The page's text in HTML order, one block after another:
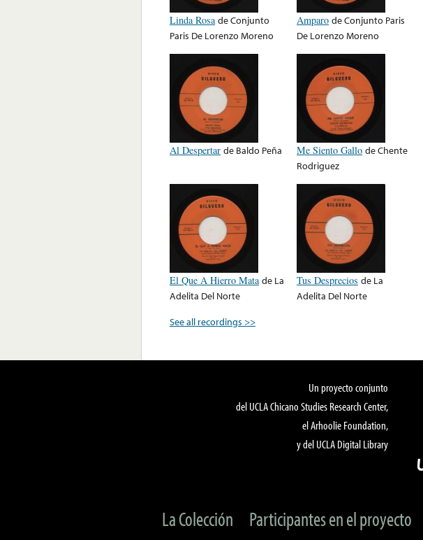
Linda Rosa deConjunto
Paris De Lorenzo Moreno
Amparo deConjunto Paris
De Lorenzo Moreno
Al Despertar de Baldo Peña Me Siento Gallo deChente
Rodriguez
El Que A Hierro Mata de La
Adelita Del Norte
Tus Desprecios de La
Adelita Del Norte
See all recordings >>
Un proyecto conjunto
del UCLA Chicano Studies Research Center,
el Arhoolie Foundation,
y del UCLA Digital Library
La Colección Participantes en el proyecto